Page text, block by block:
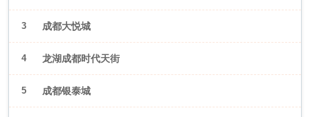
3 成都大悦城
4 龙湖成都时代天街
5 成都银泰城